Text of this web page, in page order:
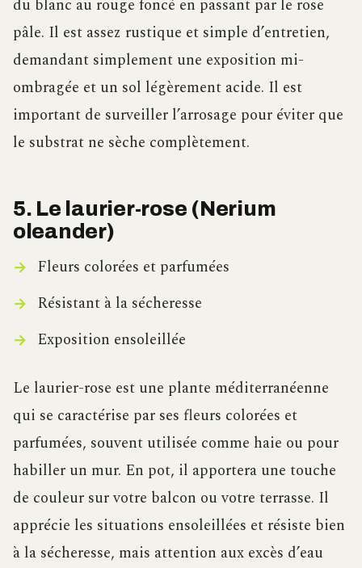
du blanc au rouge foncé en passant par le rose
pâle. Il est assez rustique et simple d’entretien,
demandant simplement une exposition mi-
ombragée et un sol légèrement acide. Il est
important de surveiller l’arrosage pour éviter que
le substrat ne sèche complètement.
5. Le laurier-rose (Nerium
oleander)
Fleurs colorées et parfumées
Résistant à la sécheresse
Exposition ensoleillée
Le laurier-rose est une plante méditerranéenne
qui se caractérise par ses fleurs colorées et
parfumées, souvent utilisée comme haie ou pour
habiller un mur. En pot, il apportera une touche
de couleur sur votre balcon ou votre terrasse. Il
apprécie les situations ensoleillées et résiste bien
à la sécheresse, mais attention aux excès d’eau